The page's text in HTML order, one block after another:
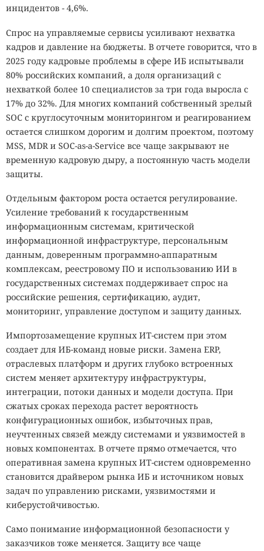
инцидентов - 4,6%.
Спрос на управляемые сервисы усиливают нехватка
кадров и давление на бюджеты. В отчете говорится, что в
2025 году кадровые проблемы в сфере ИБ испытывали
80% российских компаний, а доля организаций с
нехваткой более 10 специалистов за три года выросла с
17% до 32%. Для многих компаний собственный зрелый
SOC с круглосуточным мониторингом и реагированием
остается слишком дорогим и долгим проектом, поэтому
MSS, MDR и SOC-as-a-Service все чаще закрывают не
временную кадровую дыру, а постоянную часть модели
защиты.
Отдельным фактором роста остается регулирование.
Усиление требований к государственным
информационным системам, критической
информационной инфраструктуре, персональным
данным, доверенным программно-аппаратным
комплексам, реестровому ПО и использованию ИИ в
государственных системах поддерживает спрос на
российские решения, сертификацию, аудит,
мониторинг, управление доступом и защиту данных.
Импортозамещение крупных ИТ-систем при этом
создает для ИБ-команд новые риски. Замена ERP,
отраслевых платформ и других глубоко встроенных
систем меняет архитектуру инфраструктуры,
интеграции, потоки данных и модели доступа. При
сжатых сроках перехода растет вероятность
конфигурационных ошибок, избыточных прав,
неучтенных связей между системами и уязвимостей в
новых компонентах. В отчете прямо отмечается, что
оперативная замена крупных ИТ-систем одновременно
становится драйвером рынка ИБ и источником новых
задач по управлению рисками, уязвимостями и
киберустойчивостью.
Само понимание информационной безопасности у
заказчиков тоже меняется. Защиту все чаще